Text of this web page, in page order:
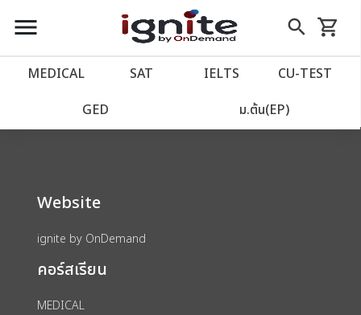
close
account_balance หน้าแรก
เว็บไซต์อิกไนท์
import_contacts วางแผนการเรียน
account_circle เข้าสู่ระบบ
assignment ลงทะเบียน
menu search
Skip
to
shopping_cart
รถเข็น
MEDICAL SAT IELTS CU‑TEST
GED ม.ต้น(EP)
We could not find anything for 80001172
Website
ignite by OnDemand
คอร์สเรียน
MEDICAL